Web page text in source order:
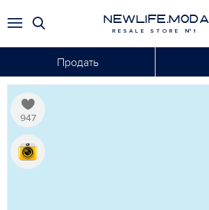
NEWLIFE.MODA
RESALE STORE №1
Продать
947